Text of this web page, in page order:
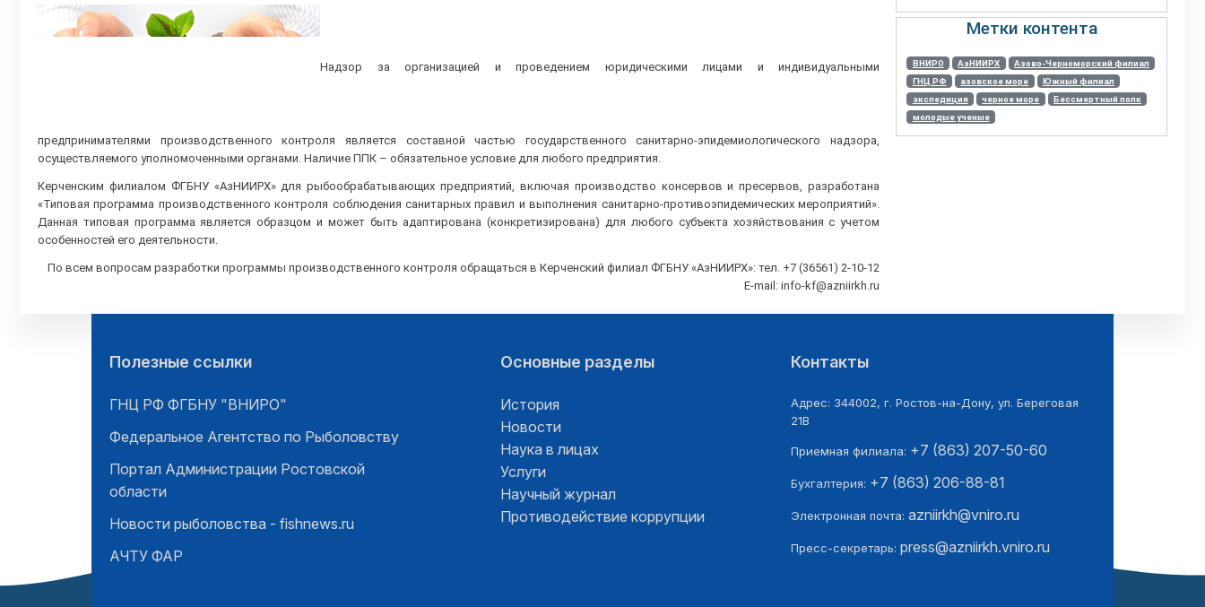
Надзор за организацией и проведением юридическими лицами и индивидуальными
предпринимателями производственного контроля является составной частью государственного санитарно-эпидемиологического надзора,
осуществляемого уполномоченными органами. Наличие ППК – обязательное условие для любого предприятия.
Керченским филиалом ФГБНУ «АзНИИРХ» для рыбообрабатывающих предприятий, включая производство консервов и пресервов, разработана
«Типовая программа производственного контроля соблюдения санитарных правил и выполнения санитарно-противоэпидемических мероприятий».
Данная типовая программа является образцом и может быть адаптирована (конкретизирована) для любого субъекта хозяйствования с учетом
особенностей его деятельности.
По всем вопросам разработки программы производственного контроля обращаться в Керченский филиал ФГБНУ «АзНИИРХ»: тел. +7 (36561) 2-10-12
E-mail: info-kf@azniirkh.ru
Метки контента
ВНИРО АзНИИРХ
Азово-Черноморский филиал
ГНЦ РФ
азовское море
Южный филиал
экспедиция
черное море
Бессмертный полк
молодые ученые
Полезные ссылки
ГНЦ РФ ФГБНУ "ВНИРО"
Федеральное Агентство по Рыболовству
Портал Администрации Ростовской
области
Новости рыболовства - fishnews.ru
АЧТУ ФАР
Основные разделы
История
Новости
Наука в лицах
Услуги
Научный журнал
Противодействие коррупции
Контакты
Адрес: 344002, г. Ростов-на-Дону, ул. Береговая
21В
Приемная филиала: +7 (863) 207-50-60
Бухгалтерия: +7 (863) 206-88-81
Электронная почта: azniirkh@vniro.ru
Пресс-секретарь: press@azniirkh.vniro.ru